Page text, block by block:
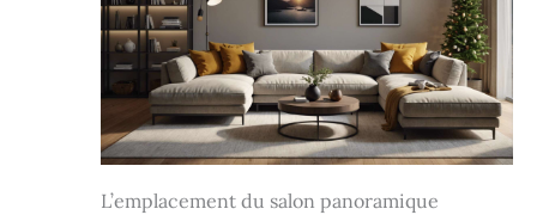
L’emplacement du salon panoramique